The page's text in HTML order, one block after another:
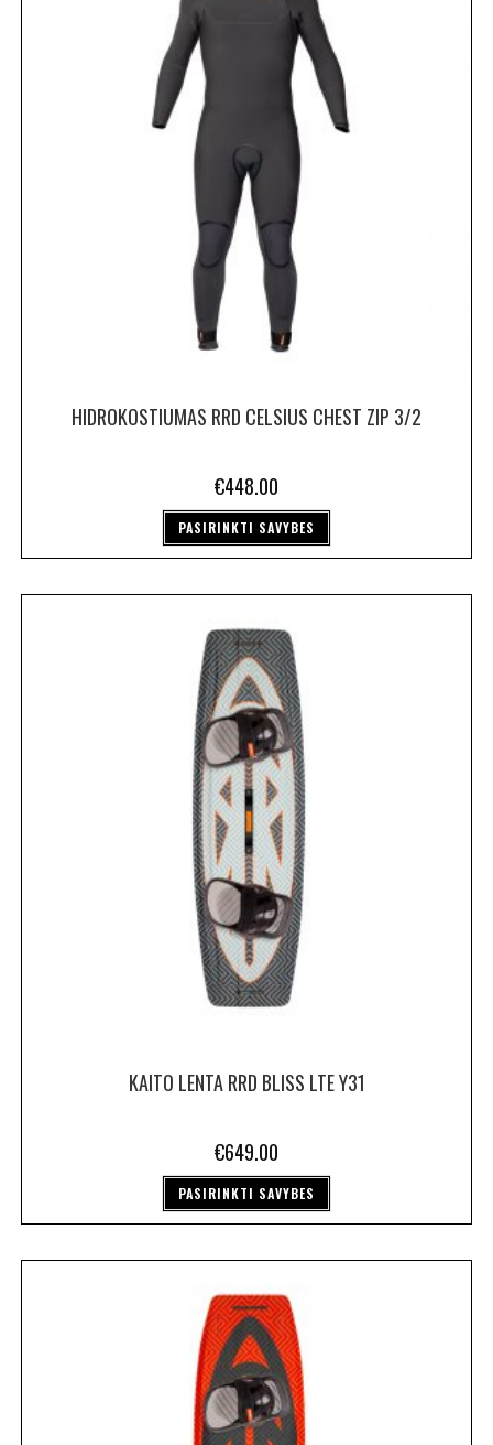
HIDROKOSTIUMAS RRD CELSIUS CHEST ZIP 3/2
€448.00
PASIRINKTI SAVYBES
KAITO LENTA RRD BLISS LTE Y31
€649.00
PASIRINKTI SAVYBES